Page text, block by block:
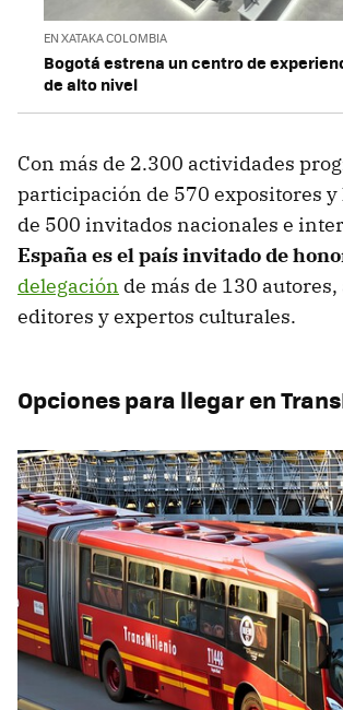
EN XATAKA COLOMBIA
Bogotá estrena un centro de
de alto nivel
Con más de 2.300 actividades
participación de 570 expositores y
de 500 invitados nacionales e
España es el país invitado de
delegación de más de 130
editores y expertos culturales.
Opciones para llegar en